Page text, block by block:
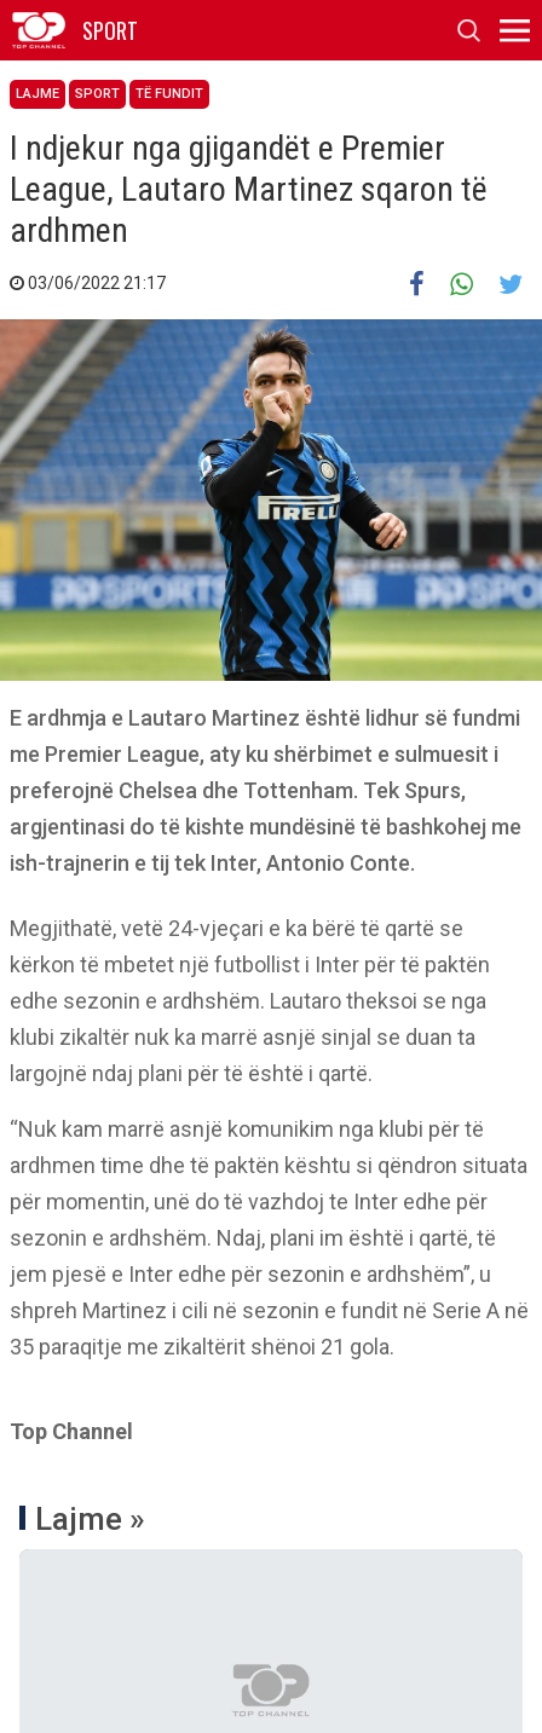
SPORT
LAJME SPORT TË FUNDIT
I ndjekur nga gjigandët e Premier
League, Lautaro Martinez sqaron të
ardhmen
03/06/2022 21:17
E ardhmja e Lautaro Martinez është lidhur së fundmi
me Premier League, aty ku shërbimet e sulmuesit i
preferojnë Chelsea dhe Tottenham. Tek Spurs,
argjentinasi do të kishte mundësinë të bashkohej me
ish-trajnerin e tij tek Inter, Antonio Conte.
Megjithatë, vetë 24-vjeçari e ka bërë të qartë se
kërkon të mbetet një futbollist i Inter për të paktën
edhe sezonin e ardhshëm. Lautaro theksoi se nga
klubi zikaltër nuk ka marrë asnjë sinjal se duan ta
largojnë ndaj plani për të është i qartë.
“Nuk kam marrë asnjë komunikim nga klubi për të
ardhmen time dhe të paktën kështu si qëndron situata
për momentin, unë do të vazhdoj te Inter edhe për
sezonin e ardhshëm. Ndaj, plani im është i qartë, të
jem pjesë e Inter edhe për sezonin e ardhshëm”, u
shpreh Martinez i cili në sezonin e fundit në Serie A në
35 paraqitje me zikaltërit shënoi 21 gola.
Top Channel
Lajme »